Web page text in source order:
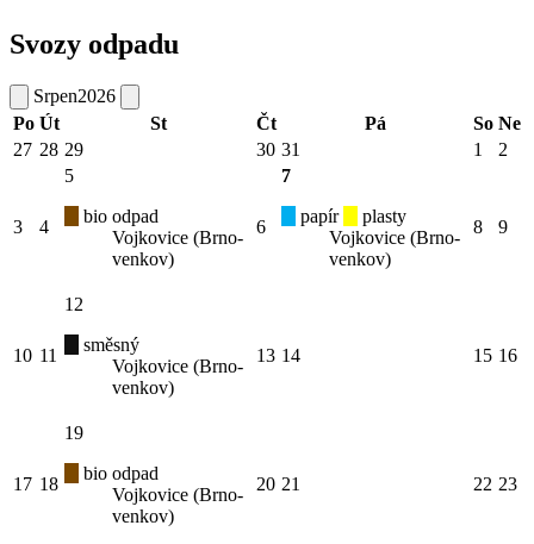
Svozy odpadu
Srpen2026
Po Út St Čt Pá So Ne
27 28 29 30 31 1 2
3 4
5
bio odpad
Vojkovice (Brno-
venkov)
6
7
papír
plasty
Vojkovice (Brno-
venkov)
8 9
10 11
12
směsný
Vojkovice (Brno-
venkov)
13 14 15 16
17 18
19
bio odpad
Vojkovice (Brno-
venkov)
20 21 22 23